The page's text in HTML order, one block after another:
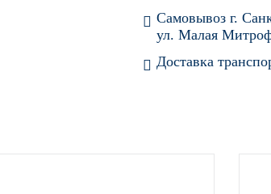
Самовывоз г.
ул. Малая
Доставка